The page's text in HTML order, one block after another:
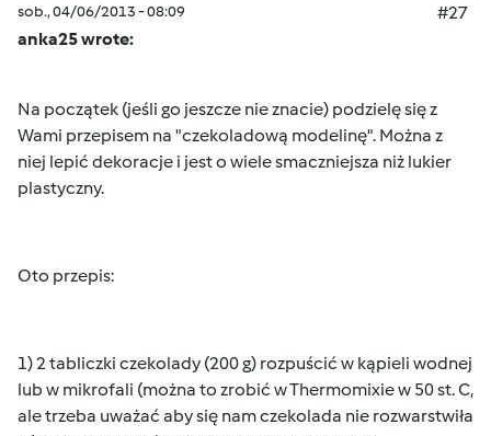
sob., 04/06/2013 - 08:09
#27
anka25 wrote:
Na początek (jeśli go jeszcze nie znacie) podzielę się z
Wami przepisem na "czekoladową modelinę". Można z
niej lepić dekoracje i jest o wiele smaczniejsza niż lukier
plastyczny.
Oto przepis:
1) 2 tabliczki czekolady (200 g) rozpuścić w kąpieli wodnej
lub w mikrofali (można to zrobić w Thermomixie w 50 st. C,
ale trzeba uważać aby się nam czekolada nie rozwarstwiła